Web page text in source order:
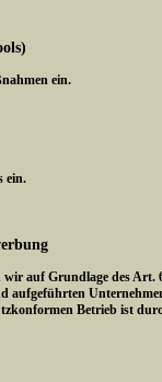
ein.
ein.
auf Grundlage des
aufgeführten
Betrieb ist